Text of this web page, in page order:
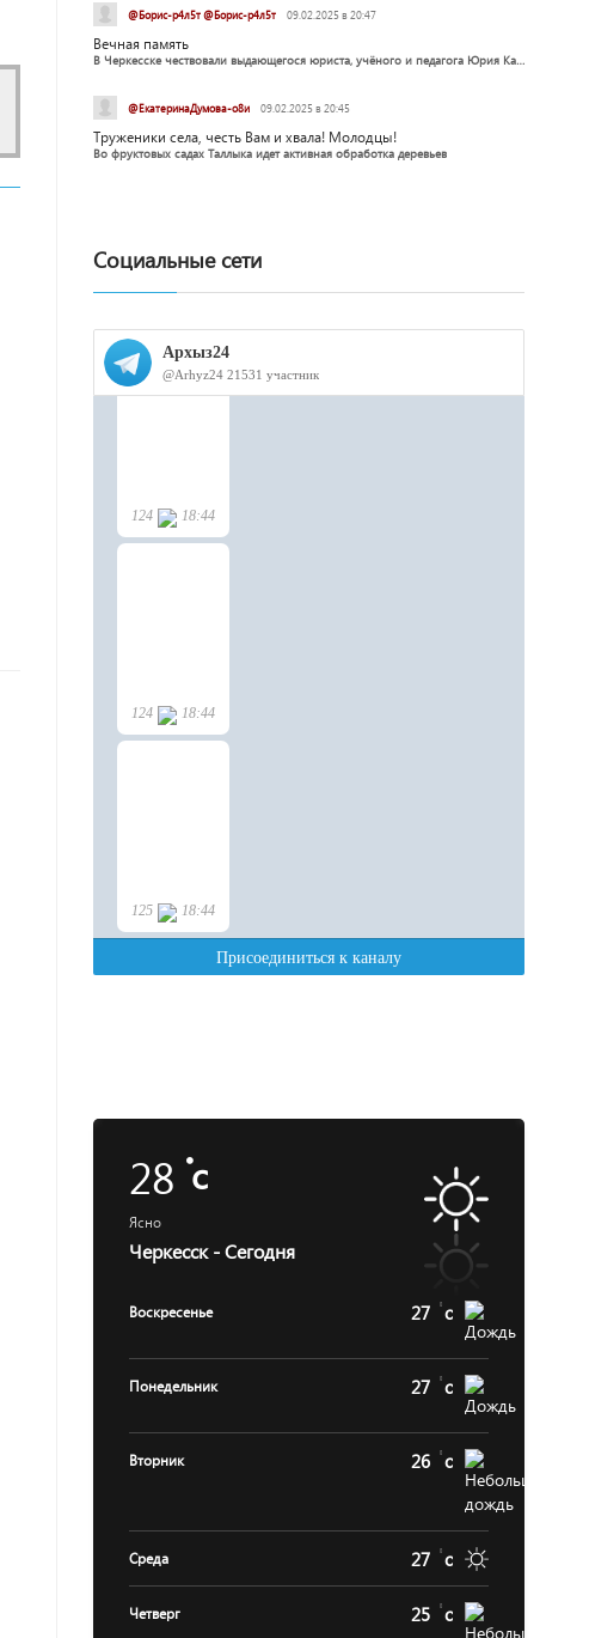
@Борис-р4л5т @Борис-р4л5т 09.02.2025 в 20:47
Вечная память
В Черкесске чествовали выдающегося юриста, учёного и педагога Юрия Калмыкова
@ЕкатеринаДумова-о8и 09.02.2025 в 20:45
Труженики села, честь Вам и хвала! Молодцы!
Во фруктовых садах Таллыка идет активная обработка деревьев
Социальные сети
28c
Ясно
Черкесск - Сегодня
Воскресенье 27 c
Понедельник 27 c
Вторник 26 c
Среда 27 c
Четверг 25 c